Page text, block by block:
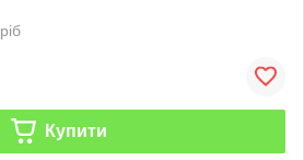
Купити